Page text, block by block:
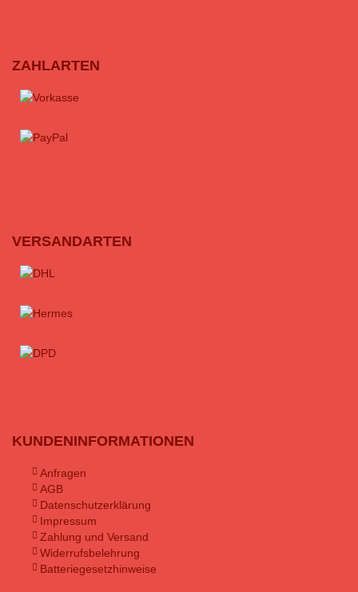
ZAHLARTEN
VERSANDARTEN
KUNDENINFORMATIONEN
Anfragen
AGB
Datenschutzerklärung
Impressum
Zahlung und Versand
Widerrufsbelehrung
Batteriegesetzhinweise